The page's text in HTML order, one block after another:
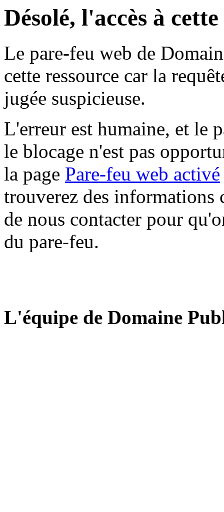
Désolé, l'accès à
Le pare-feu web de
cette ressource car la
jugée suspicieuse.
L'erreur est humaine, et le
le blocage n'est pas
la page Pare-feu web activé
trouverez des informations
de nous contacter pour
du pare-feu.
L'équipe de Domaine